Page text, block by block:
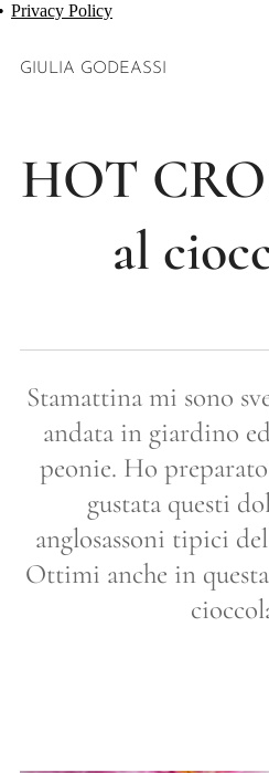
Privacy Policy
GIULIA GODEASSI
HOT
al
Stamattina mi sono
andata in giardino
peonie. Ho
gustata questi
anglosassoni tipici
Ottimi anche in